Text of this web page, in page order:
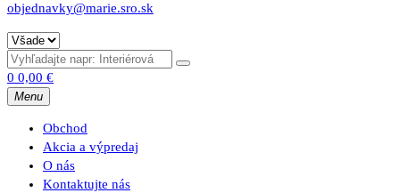
objednavky@marie.sro.sk
0 0,00 €
Menu
Obchod
Akcia a výpredaj
O nás
Kontaktujte nás